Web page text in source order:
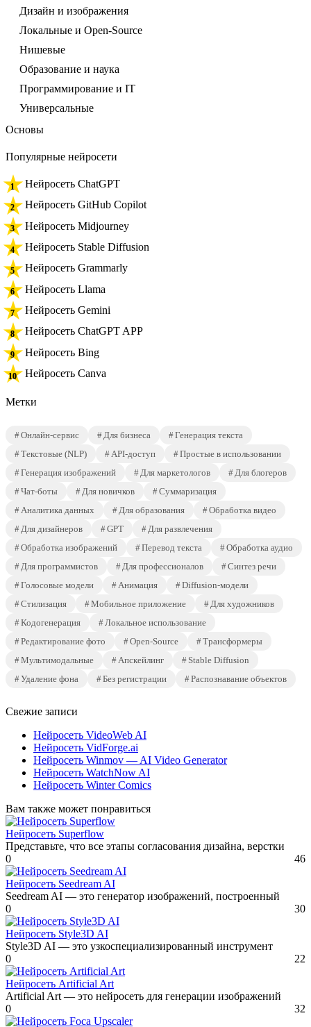
Дизайн и изображения
Локальные и Open-Source
Нишевые
Образование и наука
Программирование и IT
Универсальные
Основы
Популярные нейросети
Нейросеть ChatGPT
Нейросеть GitHub Copilot
Нейросеть Midjourney
Нейросеть Stable Diffusion
Нейросеть Grammarly
Нейросеть Llama
Нейросеть Gemini
Нейросеть ChatGPT APP
Нейросеть Bing
Нейросеть Canva
Метки
Онлайн-сервис Для бизнеса
Генерация текста
Текстовые (NLP)
API-доступ
Простые в использовании
Генерация изображений
Для маркетологов
Для блогеров
Чат-боты
Для новичков
Суммаризация
Аналитика данных
Для образования
Обработка видео
Для дизайнеров
GPT
Для развлечения
Обработка изображений
Перевод текста
Обработка аудио
Для программистов
Для профессионалов
Синтез речи
Голосовые модели
Анимация
Diffusion-модели
Стилизация
Мобильное приложение
Для художников
Кодогенерация
Локальное использование
Редактирование фото
Open-Source
Трансформеры
Мультимодальные
Апскейлинг
Stable Diffusion
Удаление фона
Без регистрации Распознавание объектов
Свежие записи
Нейросеть VideoWeb AI
Нейросеть VidForge.ai
Нейросеть Winmov — AI Video Generator
Нейросеть WatchNow AI
Нейросеть Winter Comics
Вам также может понравиться
Нейросеть Superflow
Представьте, что все этапы согласования дизайна, верстки
0
46
Нейросеть Seedream AI
Seedream AI — это генератор изображений, построенный
0
30
Нейросеть Style3D AI
Style3D AI — это узкоспециализированный инструмент
0
22
Нейросеть Artificial Art
Artificial Art — это нейросеть для генерации изображений
0
32